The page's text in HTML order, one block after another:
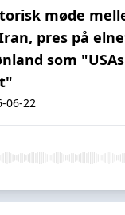
møde
pres på
som
06-22